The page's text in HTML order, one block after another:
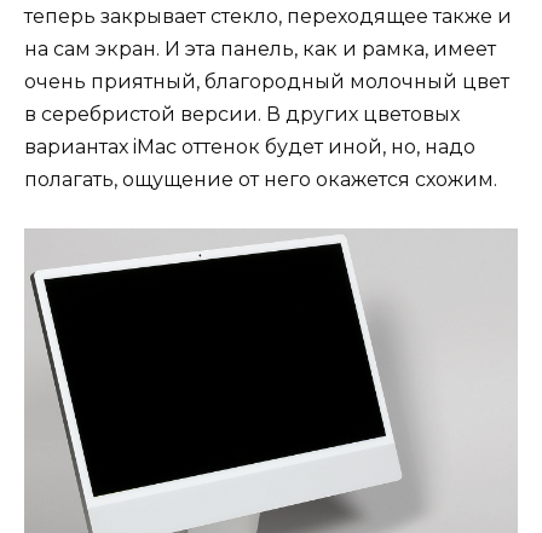
теперь закрывает стекло, переходящее также и
на сам экран. И эта панель, как и рамка, имеет
очень приятный, благородный молочный цвет
в серебристой версии. В других цветовых
вариантах iMac оттенок будет иной, но, надо
полагать, ощущение от него окажется схожим.